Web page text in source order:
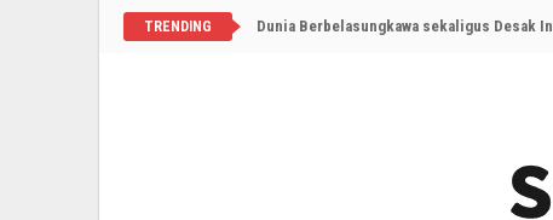
TRENDING Dunia Berbelasungkawa sekaligus Desak